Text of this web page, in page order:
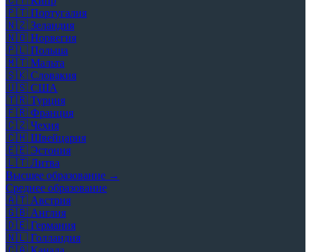
🇵🇹 Португалия
🇳🇿 Зеландия
🇳🇴 Норвегия
🇵🇱 Польша
🇲🇹 Мальта
🇸🇰 Словакия
🇺🇸 США
🇹🇷 Турция
🇫🇷 Франция
🇨🇿 Чехия
🇨🇭 Швейцария
🇪🇪 Эстония
🇱🇹 Литва
Высшее образование →
Среднее образование
🇦🇹 Австрия
🇬🇧 Англия
🇩🇪 Германия
🇳🇱 Голландия